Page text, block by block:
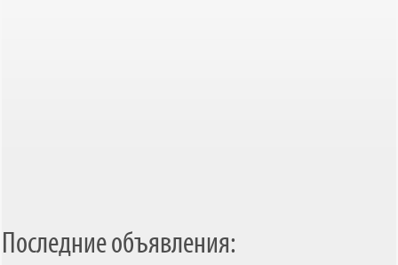
Последние объявления: